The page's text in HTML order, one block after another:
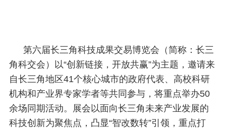
第六届长三角科技成果交易博览会（简称：长三
角科交会）以“创新链接，开放共赢”为主题，邀请来
自长三角地区41个核心城市的政府代表、高校科研
机构和产业界专家学者等共同参与，将重点举办50
余场同期活动。展会以面向长三角未来产业发展的
科技创新为聚焦点，凸显“智改数转”引领，重点打